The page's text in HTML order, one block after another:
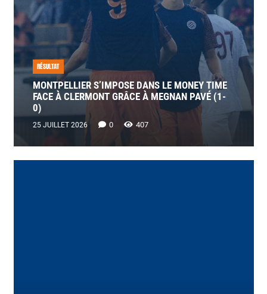
RÉSULTAT
MONTPELLIER S’IMPOSE DANS LE MONEY TIME
FACE À CLERMONT GRÂCE À MEGNAN PAVÉ (1-
0)
25 JUILLET 2026 0 407